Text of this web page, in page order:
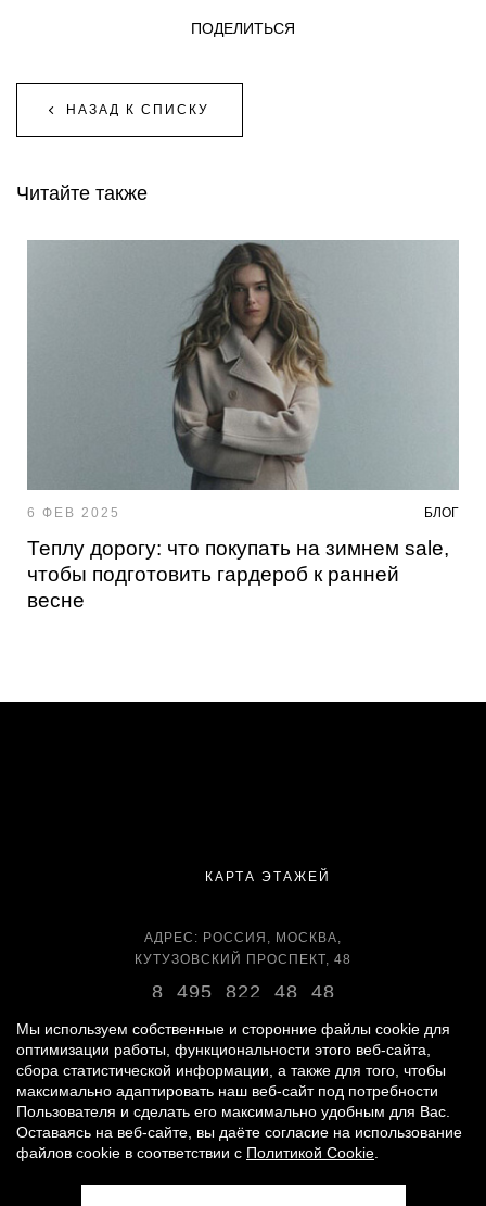
НАЗАД К СПИСКУ
ПОДЕЛИТЬСЯ
Читайте также
6 ФЕВ 2025 БЛОГ
Теплу дорогу: что покупать на зимнем sale,
чтобы подготовить гардероб к ранней
весне
КАРТА ЭТАЖЕЙ
АДРЕС: РОССИЯ, МОСКВА,
КУТУЗОВСКИЙ ПРОСПЕКТ, 48
8 495 822 48 48
ВРЕМЯ РАБОТЫ:
ЕЖЕДНЕВНО С 11:00 ДО 22:00
© 2007 - 2026«ВРЕМЕНА ГОДА»
Мы используем собственные и сторонние файлы cookie для
оптимизации работы, функциональности этого веб-сайта,
сбора статистической информации, а также для того, чтобы
максимально адаптировать наш веб-сайт под потребности
Пользователя и сделать его максимально удобным для Вас.
Оставаясь на веб-сайте, вы даёте согласие на использование
файлов cookie в соответствии с Политикой Cookie